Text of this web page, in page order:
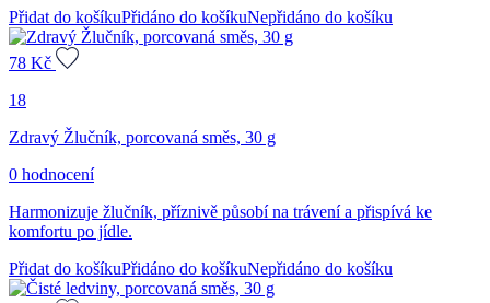
Přidat do košíkuPřidáno do košíkuNepřidáno do košíku
78 Kč
18
Zdravý Žlučník, porcovaná směs, 30 g
0 hodnocení
Harmonizuje žlučník, příznivě působí na trávení a přispívá ke
komfortu po jídle.
Přidat do košíkuPřidáno do košíkuNepřidáno do košíku